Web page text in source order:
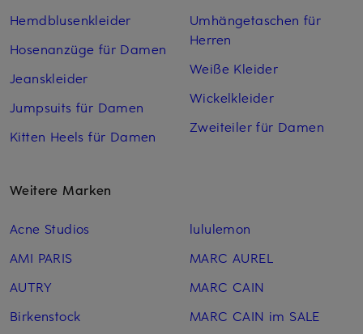
Hemdblusenkleider
Hosenanzüge für Damen
Jeanskleider
Jumpsuits für Damen
Kitten Heels für Damen
Umhängetaschen für
Herren
Weiße Kleider
Wickelkleider
Zweiteiler für Damen
Weitere Marken
Acne Studios
AMI PARIS
AUTRY
Birkenstock
lululemon
MARC AUREL
MARC CAIN
MARC CAIN im SALE